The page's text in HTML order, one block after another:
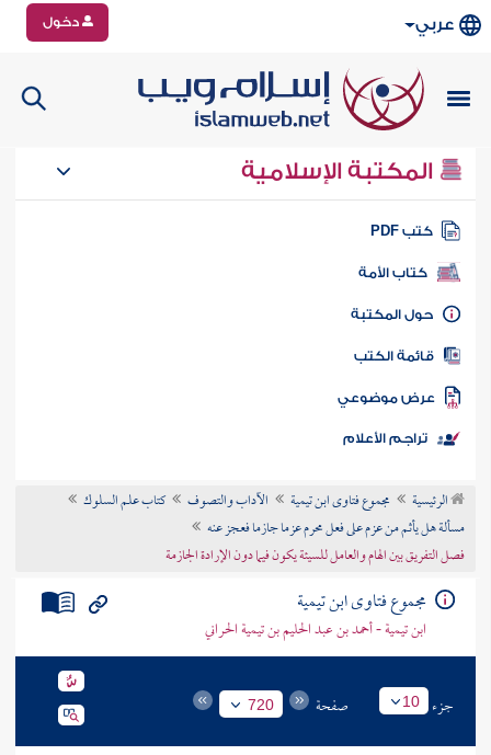
عربي دخول
المكتبة الإسلامية
كتب PDF
كتاب الأمة
المكتبة
الكتب
موضوعي
تراجم الأعلام
الرئيسية مجموع فتاوى ابن تيمية الآداب والتصوف
كتاب علم السلوك
مسألة هل يأثم من عزم على فعل محرم عزما جازما فعجز عنه
فصل التفريق بين الهام والعامل للسيئة يكون فيما دون الإرادة الجازمة
مجموع فتاوى ابن تيمية
ابن تيمية - أحمد بن عبد الحليم بن تيمية الحراني
جزء 10 صفحة 720